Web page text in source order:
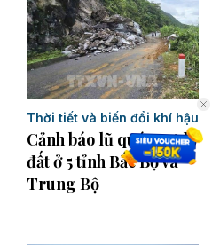
Thời tiết và biến đổi khí hậu
Cảnh báo lũ quét, sạt lở
đất ở 5 tỉnh Bắc Bộ và
Trung Bộ